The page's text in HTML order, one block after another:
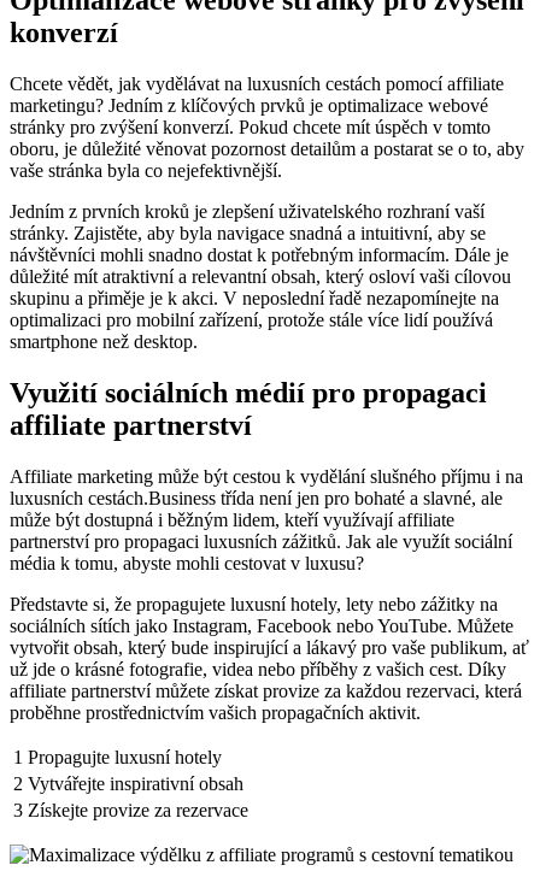
konverzí
Chcete vědět, jak vydělávat na luxusních cestách pomocí affiliate
marketingu? Jedním z klíčových prvků je optimalizace webové
stránky pro zvýšení konverzí. Pokud chcete mít úspěch v tomto
oboru, je důležité věnovat pozornost detailům a postarat se o to, aby
vaše stránka byla co nejefektivnější.
Jedním z prvních kroků je zlepšení uživatelského rozhraní vaší
stránky. Zajistěte, aby byla navigace snadná a intuitivní, aby se
návštěvníci mohli snadno dostat k potřebným informacím. Dále je
důležité mít atraktivní a relevantní obsah, který osloví vaši cílovou
skupinu a přiměje je k akci. V neposlední řadě nezapomínejte na
optimalizaci pro mobilní zařízení, protože stále více lidí používá
smartphone než desktop.
Využití sociálních médií pro propagaci
affiliate partnerství
Affiliate marketing může být cestou k vydělání slušného příjmu i na
luxusních cestách.Business třída není jen pro bohaté a slavné, ale
může být dostupná i běžným lidem, kteří využívají affiliate
partnerství pro propagaci luxusních zážitků. Jak ale využít sociální
média k tomu, abyste mohli cestovat v luxusu?
Představte si, že propagujete luxusní hotely, lety nebo zážitky na
sociálních sítích jako Instagram, Facebook nebo YouTube. Můžete
vytvořit obsah, který bude inspirující a lákavý pro vaše publikum, ať
už jde o krásné fotografie, videa nebo příběhy z vašich cest. Díky
affiliate partnerství můžete získat provize za každou rezervaci, která
proběhne prostřednictvím vašich propagačních aktivit.
1 Propagujte luxusní hotely
2 Vytvářejte inspirativní obsah
3 Získejte provize za rezervace